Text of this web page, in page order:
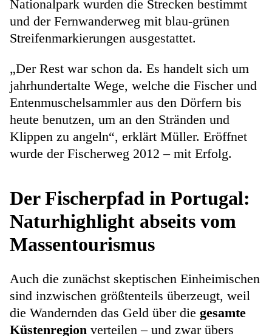
Nationalpark wurden die Strecken bestimmt
und der Fernwanderweg mit blau-grünen
Streifenmarkierungen ausgestattet.
„Der Rest war schon da. Es handelt sich um
jahrhundertalte Wege, welche die Fischer und
Entenmuschelsammler aus den Dörfern bis
heute benutzen, um an den Stränden und
Klippen zu angeln“, erklärt Müller. Eröffnet
wurde der Fischerweg 2012 – mit Erfolg.
Der Fischerpfad in Portugal:
Naturhighlight abseits vom
Massentourismus
Auch die zunächst skeptischen Einheimischen
sind inzwischen größtenteils überzeugt, weil
die Wandernden das Geld über die gesamte
Küstenregion verteilen – und zwar übers